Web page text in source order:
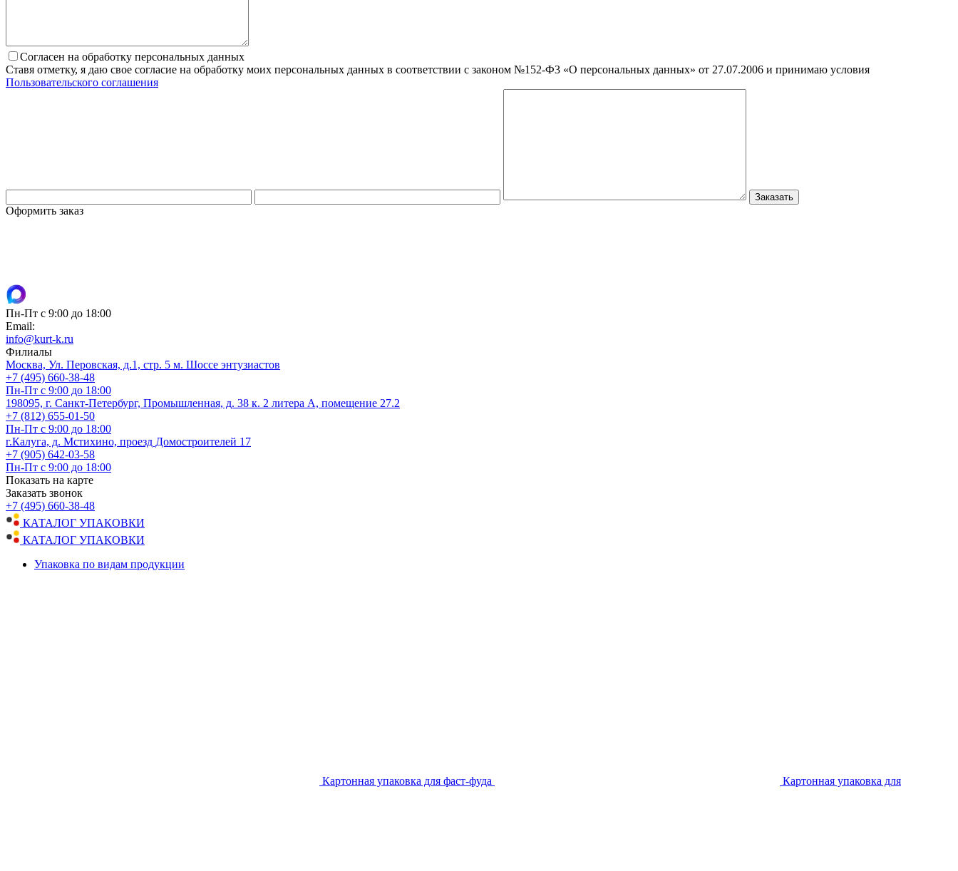
Согласен на обработку персональных данных
Ставя отметку, я даю свое согласие на обработку моих персональных данных в соответствии с законом №152-Ф3 «О персональных данных» от 27.07.2006 и принимаю условия
Пользовательского соглашения
Оформить заказ
Пн-Пт с 9:00 до 18:00
Email:
info@kurt-k.ru
Филиалы
Москва, Ул. Перовская, д.1, стр. 5 м. Шоссе энтузиастов
+7 (495) 660-38-48
Пн-Пт с 9:00 до 18:00
198095, г. Санкт-Петербург, Промышленная, д. 38 к. 2 литера А, помещение 27.2
+7 (812) 655-01-50
Пн-Пт с 9:00 до 18:00
г.Калуга, д. Мстихино, проезд Домостроителей 17
+7 (905) 642-03-58
Пн-Пт с 9:00 до 18:00
Показать на карте
Заказать звонок
+7 (495) 660-38-48
КАТАЛОГ УПАКОВКИ
КАТАЛОГ УПАКОВКИ
Упаковка по видам продукции
Картонная упаковка для фаст-фуда Картонная упаковка для